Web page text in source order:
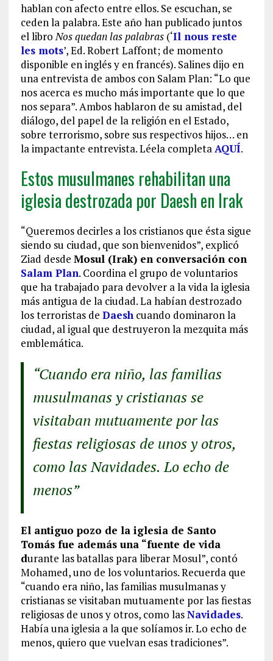
hablan con afecto entre ellos. Se escuchan, se
ceden la palabra. Este año han publicado juntos
el libroNos quedan las palabras(‘Il nous reste
les mots’, Ed. Robert Laffont; de momento
disponible en inglés y en francés). Salines dijo en
una entrevista de ambos con Salam Plan: “Lo que
nos acerca es mucho más importante que lo que
nos separa”. Ambos hablaron de su amistad, del
diálogo, del papel de la religión en el Estado,
sobre terrorismo, sobre sus respectivos hijos… en
la impactante entrevista. Léela completaAQUÍ.
Estos musulmanes rehabilitan una
iglesia destrozada por Daesh en Irak
“Queremos decirles a los cristianos que ésta sigue
siendo su ciudad, que son bienvenidos”, explicó
Ziad desde Mosul (Irak) en conversación con
Salam Plan. Coordina el grupo de voluntarios
que ha trabajado para devolver a la vida la iglesia
más antigua de la ciudad. La habían destrozado
los terroristas de Daeshcuando dominaron la
ciudad, al igual que destruyeron la mezquita más
emblemática.
“Cuando era niño, las familias
musulmanas y cristianas se
visitaban mutuamente por las
fiestas religiosas de unos y otros,
como las Navidades. Lo echo de
menos”
El antiguo pozo de la iglesia de Santo
Tomás fue además una “fuente de vida
durante las batallas para liberar Mosul”, contó
Mohamed, uno de los voluntarios. Recuerda que
“cuando era niño, las familias musulmanas y
cristianas se visitaban mutuamente por las fiestas
religiosas de unos y otros, como lasNavidades.
Había una iglesia a la que solíamos ir. Lo echo de
menos, quiero que vuelvan esas tradiciones”.